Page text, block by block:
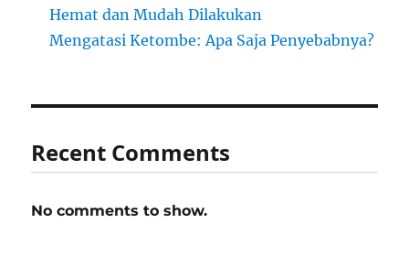
Hemat dan Mudah Dilakukan
Mengatasi Ketombe: Apa Saja Penyebabnya?
Recent Comments
No comments to show.